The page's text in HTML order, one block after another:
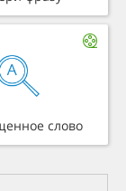
слово